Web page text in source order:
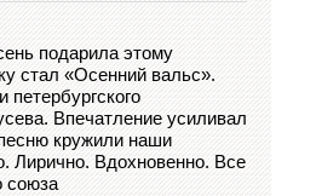
подарила этому
стал «Осенний вальс».
Впечатление усиливал
кружили наши
Лирично. Вдохновенно. Все
союза